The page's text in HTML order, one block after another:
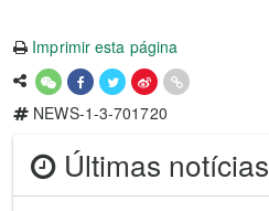
Imprimir esta página
NEWS-1-3-701720
Últimas notícias